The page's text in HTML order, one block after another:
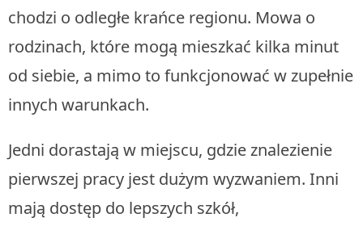
chodzi o odległe krańce regionu. Mowa o
rodzinach, które mogą mieszkać kilka minut
od siebie, a mimo to funkcjonować w zupełnie
innych warunkach.
Jedni dorastają w miejscu, gdzie znalezienie
pierwszej pracy jest dużym wyzwaniem. Inni
mają dostęp do lepszych szkół,